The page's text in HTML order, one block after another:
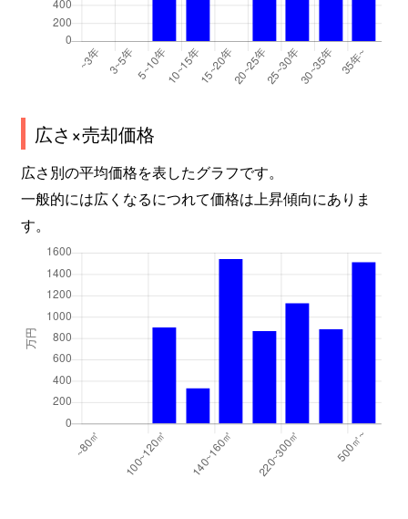
広さ×売却価格
広さ別の平均価格を表したグラフです。
一般的には広くなるにつれて価格は上昇傾向にありま
す。